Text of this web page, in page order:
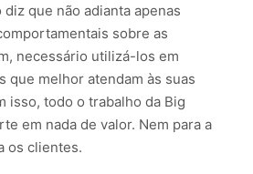
diz que não adianta apenas
sobre as
necessário utilizá-los em
que melhor atendam às suas
isso, todo o trabalho da Big
em nada de valor. Nem para a
os clientes.